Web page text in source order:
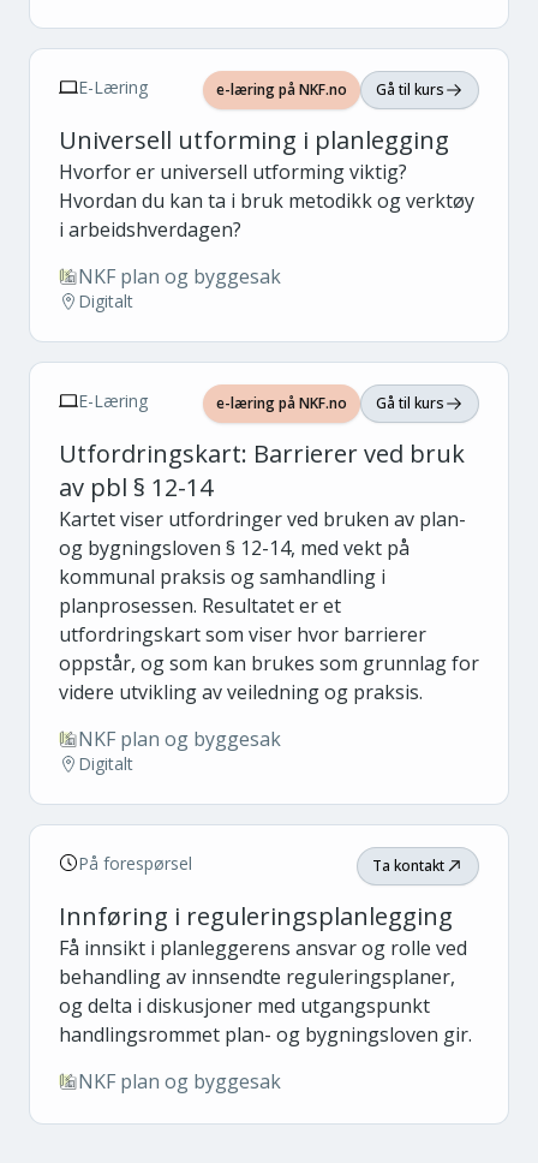
E-Læring e-læring på NKF.no Gå til kurs
Universell utforming i planlegging
Hvorfor er universell utforming viktig?
Hvordan du kan ta i bruk metodikk og verktøy
i arbeidshverdagen?
NKF plan og byggesak
Digitalt
E-Læring e-læring på NKF.no Gå til kurs
Utfordringskart: Barrierer ved bruk
av pbl § 12-14
Kartet viser utfordringer ved bruken av plan-
og bygningsloven § 12-14, med vekt på
kommunal praksis og samhandling i
planprosessen. Resultatet er et
utfordringskart som viser hvor barrierer
oppstår, og som kan brukes som grunnlag for
videre utvikling av veiledning og praksis.
NKF plan og byggesak
Digitalt
På forespørsel Ta kontakt
Innføring i reguleringsplanlegging
Få innsikt i planleggerens ansvar og rolle ved
behandling av innsendte reguleringsplaner,
og delta i diskusjoner med utgangspunkt
handlingsrommet plan- og bygningsloven gir.
NKF plan og byggesak